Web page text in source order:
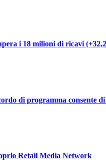
i 18 milioni di ricavi
di programma consente
Retail Media Network